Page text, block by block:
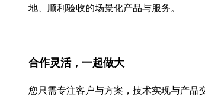
地、顺利验收的场景化产品与服务。
合作灵活，一起做大
您只需专注客户与方案，技术实现与产品